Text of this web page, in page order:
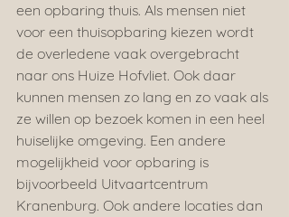
een opbaring thuis. Als mensen niet
voor een thuisopbaring kiezen wordt
de overledene vaak overgebracht
naar ons Huize Hofvliet. Ook daar
kunnen mensen zo lang en zo vaak als
ze willen op bezoek komen in een heel
huiselijke omgeving. Een andere
mogelijkheid voor opbaring is
bijvoorbeeld Uitvaartcentrum
Kranenburg. Ook andere locaties dan